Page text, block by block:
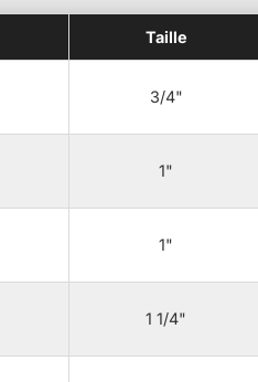
Taille
3/4"
1"
1"
1 1/4"